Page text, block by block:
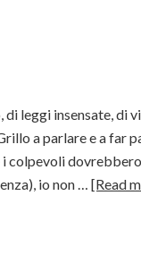
leggi insensate, di
a parlare e a far
colpevoli
io non … [Read